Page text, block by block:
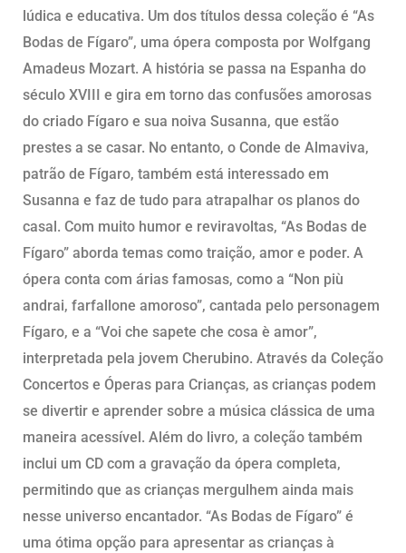
lúdica e educativa. Um dos títulos dessa coleção é “As
Bodas de Fígaro”, uma ópera composta por Wolfgang
Amadeus Mozart. A história se passa na Espanha do
século XVIII e gira em torno das confusões amorosas
do criado Fígaro e sua noiva Susanna, que estão
prestes a se casar. No entanto, o Conde de Almaviva,
patrão de Fígaro, também está interessado em
Susanna e faz de tudo para atrapalhar os planos do
casal. Com muito humor e reviravoltas, “As Bodas de
Fígaro” aborda temas como traição, amor e poder. A
ópera conta com árias famosas, como a “Non più
andrai, farfallone amoroso”, cantada pelo personagem
Fígaro, e a “Voi che sapete che cosa è amor”,
interpretada pela jovem Cherubino. Através da Coleção
Concertos e Óperas para Crianças, as crianças podem
se divertir e aprender sobre a música clássica de uma
maneira acessível. Além do livro, a coleção também
inclui um CD com a gravação da ópera completa,
permitindo que as crianças mergulhem ainda mais
nesse universo encantador. “As Bodas de Fígaro” é
uma ótima opção para apresentar as crianças à